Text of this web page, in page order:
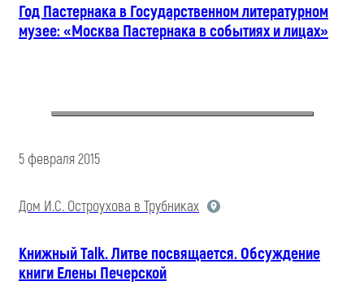
Год Пастернака в Государственном литературном
музее: «Москва Пастернака в событиях и лицах»
5 февраля 2015
Дом И.С. Остроухова в Трубниках
Книжный Talk. Литве посвящается. Обсуждение
книги Елены Печерской